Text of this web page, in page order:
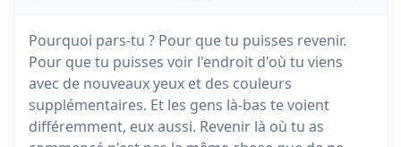
Pourquoi pars-tu ? Pour que tu puisses revenir.
Pour que tu puisses voir l'endroit d'où tu viens
avec de nouveaux yeux et des couleurs
supplémentaires. Et les gens là-bas te voient
différemment, eux aussi. Revenir là où tu as